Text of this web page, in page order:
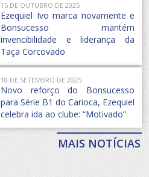
15 DE OUTUBRO DE 2025
Ezequiel Ivo marca novamente e
Bonsucesso mantém
invencibilidade e liderança da
Taça Corcovado
18 DE SETEMBRO DE 2025
Novo reforço do Bonsucesso
para Série B1 do Carioca, Ezequiel
celebra ida ao clube: “Motivado”
MAIS NOTÍCIAS